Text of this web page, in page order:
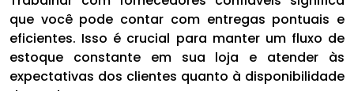
que você pode contar com entregas pontuais e
eficientes. Isso é crucial para manter um fluxo de
estoque constante em sua loja e atender às
expectativas dos clientes quanto à disponibilidade